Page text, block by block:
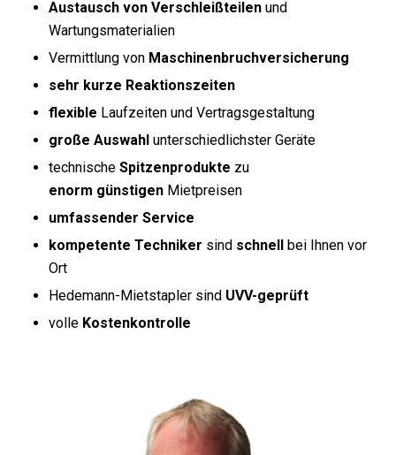
Austausch von Verschleißteilen und
Wartungsmaterialien
Vermittlung von Maschinenbruchversicherung
sehr kurze Reaktionszeiten
flexible Laufzeiten und Vertragsgestaltung
große Auswahl unterschiedlichster Geräte
technische Spitzenprodukte zu
enorm günstigen Mietpreisen
umfassender Service
kompetente Techniker sind schnell bei Ihnen vor
Ort
Hedemann-Mietstapler sind UVV-geprüft
volle Kostenkontrolle